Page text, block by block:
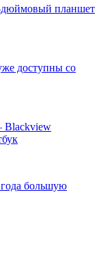
дюймовый планшет
доступны со
Blackview
большую